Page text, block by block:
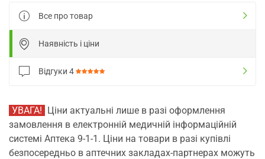
Все про товар
Наявність і ціни
Відгуки 4
УВАГА! Ціни актуальні лише в разі оформлення
замовлення в електронній медичній інформаційній
системі Аптека 9-1-1. Ціни на товари в разі купівлі
безпосередньо в аптечних закладах-партнерах можуть